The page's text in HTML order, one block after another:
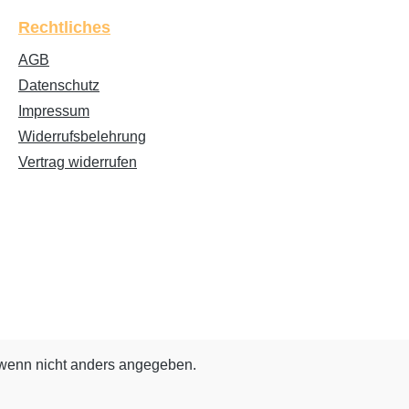
Rechtliches
AGB
Datenschutz
Impressum
Widerrufsbelehrung
Vertrag widerrufen
nicht anders angegeben.